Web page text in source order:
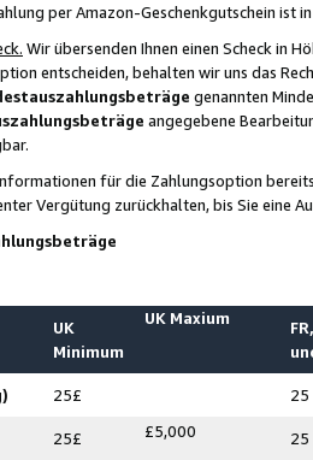
per Amazon-Geschenkgutschein ist
Wir übersenden Ihnen einen Scheck in
entscheiden, behalten wir uns das
genannten
angegebene
für die Zahlungsoption
Vergütung zurückhalten, bis Sie
UK
Minimum
UK Maxium
25£ 25
25£ £5,000 25